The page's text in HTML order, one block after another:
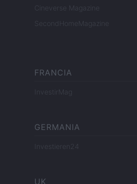
Cineverse Magazine
SecondHomeMagazine
FRANCIA
InvestirMag
GERMANIA
Investieren24
UK